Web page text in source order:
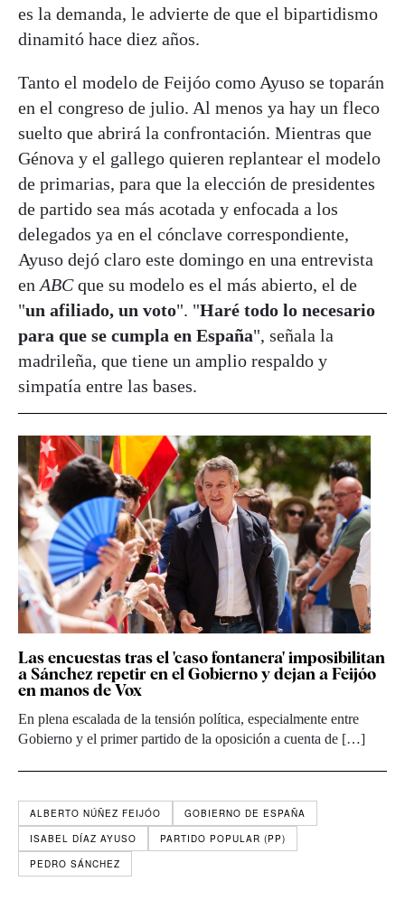
es la demanda, le advierte de que el bipartidismo
dinamitó hace diez años.
Tanto el modelo de Feijóo como Ayuso se toparán
en el congreso de julio. Al menos ya hay un fleco
suelto que abrirá la confrontación. Mientras que
Génova y el gallego quieren replantear el modelo
de primarias, para que la elección de presidentes
de partido sea más acotada y enfocada a los
delegados ya en el cónclave correspondiente,
Ayuso dejó claro este domingo en una entrevista
en ABCque su modelo es el más abierto, el de
"un afiliado, un voto". "Haré todo lo necesario
para que se cumpla en España", señala la
madrileña, que tiene un amplio respaldo y
simpatía entre las bases.
Las encuestas tras el 'caso fontanera' imposibilitan
a Sánchez repetir en el Gobierno y dejan a Feijóo
en manos de Vox
En plena escalada de la tensión política, especialmente entre
Gobierno y el primer partido de la oposición a cuenta de […]
ALBERTO NÚÑEZ FEIJÓO
GOBIERNO DE ESPAÑA
ISABEL DÍAZ AYUSO
PARTIDO POPULAR (PP)
PEDRO SÁNCHEZ